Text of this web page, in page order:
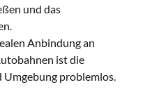
und das
Anbindung an
ist die
problemlos.